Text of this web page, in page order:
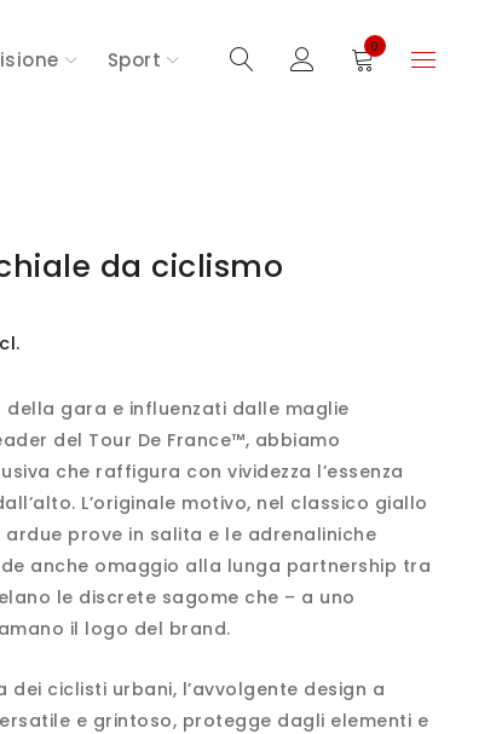
Sport
0
da ciclismo
della gara e influenzati dalle maglie
del Tour De France™, abbiamo
che raffigura con vividezza l’essenza
L’originale motivo, nel classico giallo
prove in salita e le adrenaliniche
anche omaggio alla lunga partnership tra
le discrete sagome che – a uno
il logo del brand.
ciclisti urbani, l’avvolgente design a
e grintoso, protegge dagli elementi e